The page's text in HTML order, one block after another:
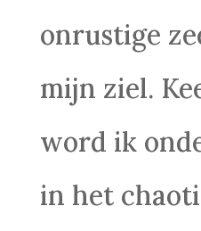
onrustige
mijn ziel.
word ik
in het